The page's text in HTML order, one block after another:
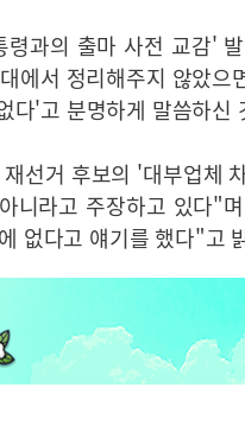
과의 출마 사전 교감'
에서 정리해주지 않았으
다'고 분명하게 말씀하신
선거 후보의 '대부업체
니라고 주장하고 있다"
없다고 얘기를 했다"고